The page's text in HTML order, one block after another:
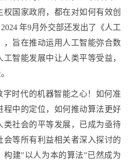
国家政府，都在对如何有效创
年9月外交部还发出了《人工
，旨在推动运用人工智能弥合数
智能发展中让人类平等受益，
字时代的机器智能之心！如何准
程中的定位，如何推动算法更好
类社会的平等发展，已成为亟待
等所有利益相关者深入探讨的
构建"以人为本的算法"已然成为